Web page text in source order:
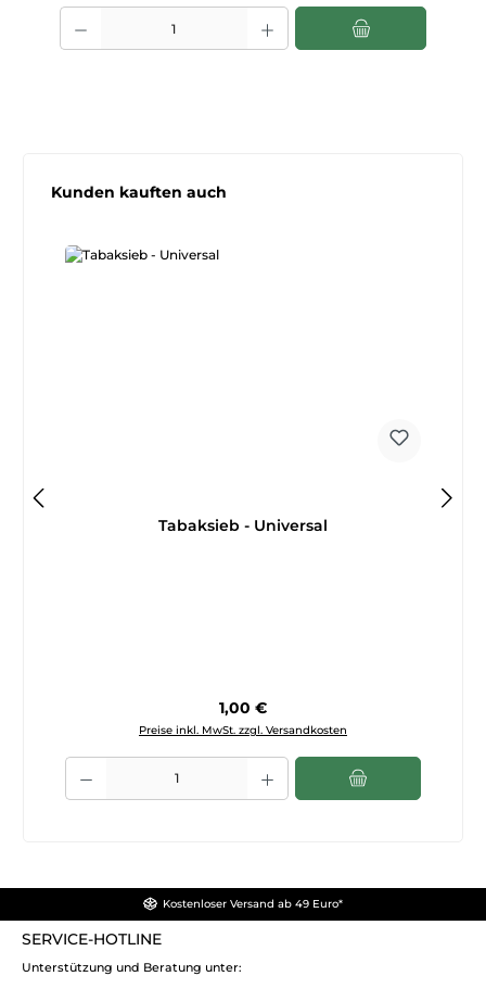
Produkt Anzahl: Gib den gewünschten Wert ein oder benutze die
Produktgalerie überspringen
Kunden kauften auch
Tabaksieb - Universal
Regulärer Preis:
1,00 €
Preise inkl. MwSt. zzgl. Versandkosten
Produkt Anzahl: Gib den gewünschten Wert ein oder benutze die
Kostenloser Versand ab 49 Euro*
SERVICE-HOTLINE
Unterstützung und Beratung unter: